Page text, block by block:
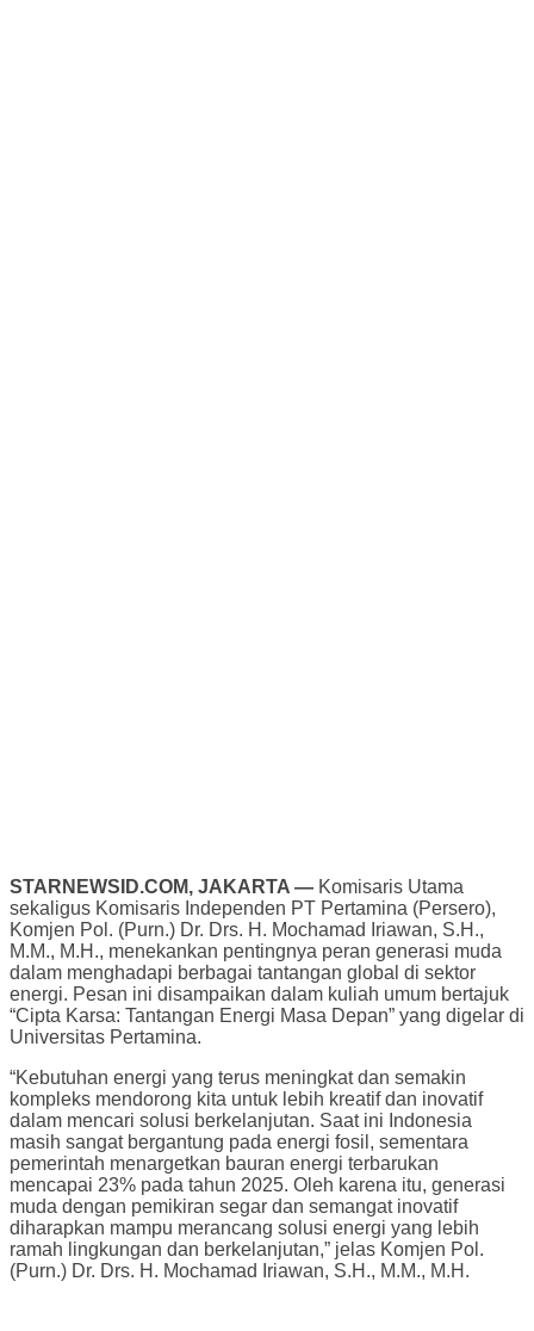
STARNEWSID.COM, JAKARTA — Komisaris Utama
sekaligus Komisaris Independen PT Pertamina (Persero),
Komjen Pol. (Purn.) Dr. Drs. H. Mochamad Iriawan, S.H.,
M.M., M.H., menekankan pentingnya peran generasi muda
dalam menghadapi berbagai tantangan global di sektor
energi. Pesan ini disampaikan dalam kuliah umum bertajuk
“Cipta Karsa: Tantangan Energi Masa Depan” yang digelar di
Universitas Pertamina.
“Kebutuhan energi yang terus meningkat dan semakin
kompleks mendorong kita untuk lebih kreatif dan inovatif
dalam mencari solusi berkelanjutan. Saat ini Indonesia
masih sangat bergantung pada energi fosil, sementara
pemerintah menargetkan bauran energi terbarukan
mencapai 23% pada tahun 2025. Oleh karena itu, generasi
muda dengan pemikiran segar dan semangat inovatif
diharapkan mampu merancang solusi energi yang lebih
ramah lingkungan dan berkelanjutan,” jelas Komjen Pol.
(Purn.) Dr. Drs. H. Mochamad Iriawan, S.H., M.M., M.H.